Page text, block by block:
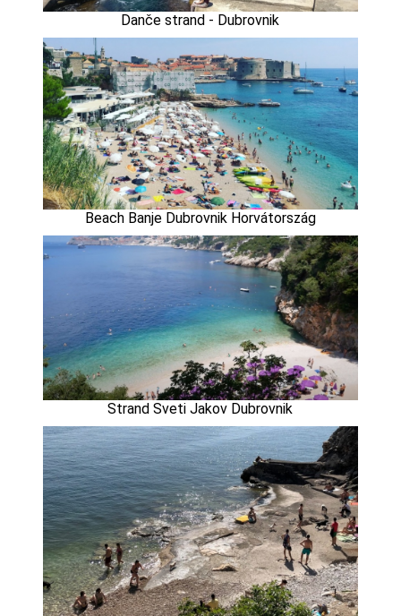
Danče strand - Dubrovnik
Beach Banje Dubrovnik Horvátország
Strand Sveti Jakov Dubrovnik